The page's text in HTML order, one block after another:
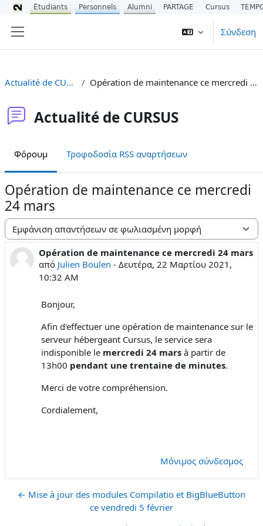
Σύνδεση
Actualité de CURSUS Opération de maintenance ce mercredi 24 mars
Actualité de CURSUS
Φόρουμ Τροφοδοσία RSS αναρτήσεων
Opération de maintenance ce mercredi
24 mars
Λειτουργία εμφάνισης
Opération de maintenance ce mercredi 24 mars
από Julien Boulen - Δευτέρα, 22 Μαρτίου 2021,
10:32 AM
Αριθμός απαντήσεων: 0
Bonjour,
Afin d'effectuer une opération de maintenance sur le
serveur hébergeant Cursus, le service sera
indisponible le mercredi 24 mars à partir de
13h00 pendant une trentaine de minutes.
Merci de votre compréhension.
Cordialement,
Μόνιμος σύνδεσμος
← Mise à jour des modules Compilatio et BigBlueButton
ce vendredi 5 février
Étudiants Personnels Alumni PARTAGE Cursus